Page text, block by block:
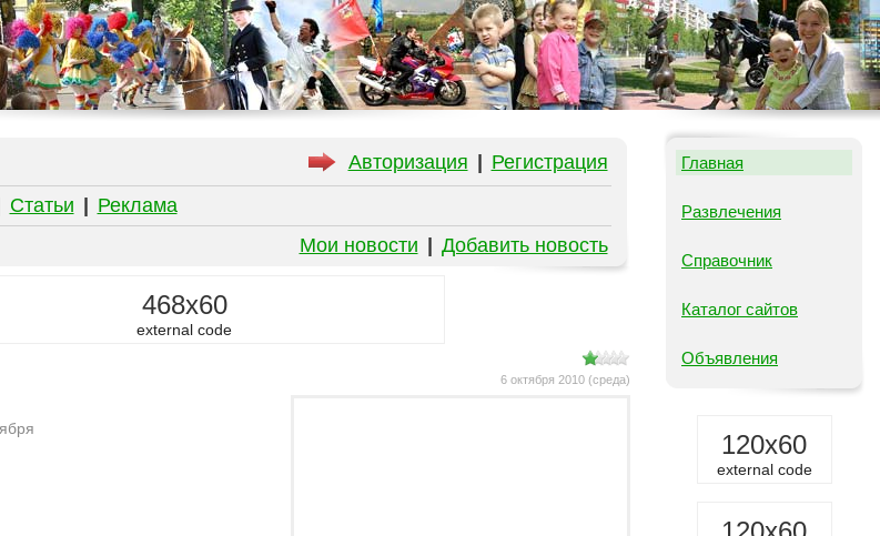
Авторизация Регистрация
Статьи
Реклама
Мои новости
Добавить новость
468x60
external code
6 октября 2010 (среда)
Главная
Развлечения
Справочник
Каталог сайтов
Объявления
120x60
external code